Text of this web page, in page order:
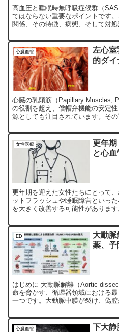
高血圧と睡眠時無呼吸症候群（
てはならない重要なポイントです
関係、その特徴、病態、そして対
心臓血管
左心室
的ダイ
心臓の乳頭筋（Papillary Muscles,
の役割を超え、僧帽弁機能の安定
源としても注目されています。そ
女性医療
更年
と心
更年期を迎えた女性たちにとって
ットフラッシュや睡眠障害といっ
を大きく改善する可能性がありま
ED
大動
薬、予
はじめに 大動脈解離（Aortic
命を脅かす、循環器領域における
一つです。大動脈中膜が裂け、偽
心臓血管
下大